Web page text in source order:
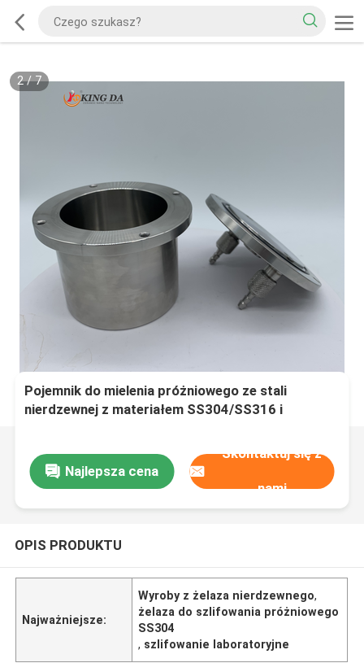
2/7
Pojemnik do mielenia próżniowego ze stali
nierdzewnej z materiałem SS304/SS316 i
Najlepsza cena
Skontaktuj się z
nami
OPIS PRODUKTU
Najważniejsze:
Wyroby z żelaza nierdzewnego,
żelaza do szlifowania próżniowego
SS304
, szlifowanie laboratoryjne